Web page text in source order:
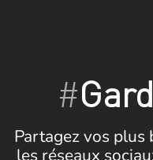
#Gard
Partagez vos plus
les réseaux